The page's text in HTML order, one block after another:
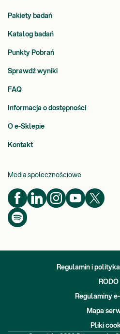
Pakiety badań
Katalog badań
Punkty Pobrań
Sprawdź wyniki
FAQ
Informacja o dostępności
O e-Sklepie
Kontakt
Media społecznościowe
Regulamin i
RODO
Regulaminy
Mapa
Pliki